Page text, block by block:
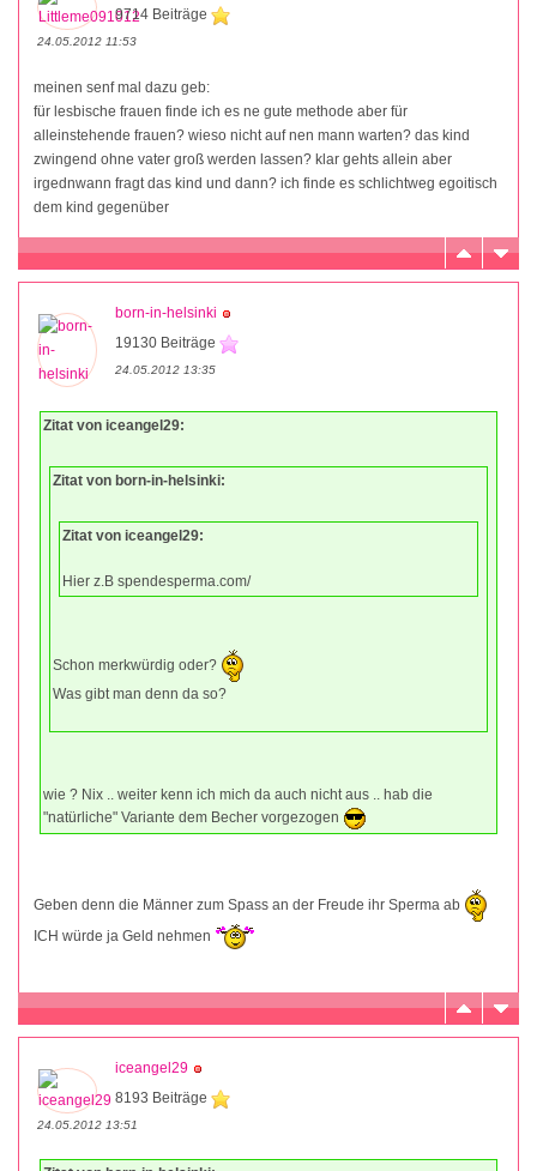
9714 Beiträge
24.05.2012 11:53
meinen senf mal dazu geb:
für lesbische frauen finde ich es ne gute methode aber für
alleinstehende frauen? wieso nicht auf nen mann warten? das kind
zwingend ohne vater groß werden lassen? klar gehts allein aber
irgednwann fragt das kind und dann? ich finde es schlichtweg egoitisch
dem kind gegenüber
born-in-helsinki
19130 Beiträge
24.05.2012 13:35
Zitat von iceangel29:
Zitat von born-in-helsinki:
Zitat von iceangel29:
Hier z.B spendesperma.com/
Schon merkwürdig oder?
Was gibt man denn da so?
wie ? Nix .. weiter kenn ich mich da auch nicht aus .. hab die
"natürliche" Variante dem Becher vorgezogen
Geben denn die Männer zum Spass an der Freude ihr Sperma ab
ICH würde ja Geld nehmen
iceangel29
8193 Beiträge
24.05.2012 13:51